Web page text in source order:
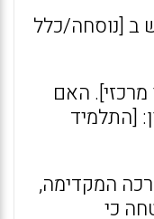
ב [נוסחה/כלל
מרכזי]. האם
[התלמיד
המקדימה,
כי